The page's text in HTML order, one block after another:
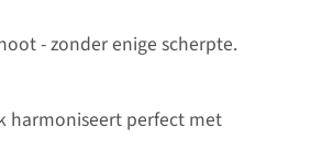
- zonder enige scherpte.
harmoniseert perfect met